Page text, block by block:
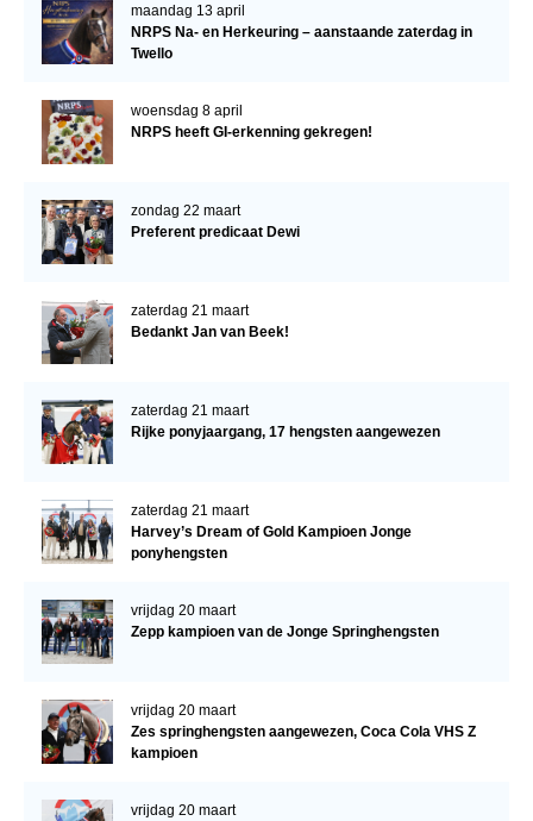
maandag 13 april
NRPS Na- en Herkeuring – aanstaande zaterdag in
Twello
woensdag 8 april
NRPS heeft GI-erkenning gekregen!
zondag 22 maart
Preferent predicaat Dewi
zaterdag 21 maart
Bedankt Jan van Beek!
zaterdag 21 maart
Rijke ponyjaargang, 17 hengsten aangewezen
zaterdag 21 maart
Harvey’s Dream of Gold Kampioen Jonge
ponyhengsten
vrijdag 20 maart
Zepp kampioen van de Jonge Springhengsten
vrijdag 20 maart
Zes springhengsten aangewezen, Coca Cola VHS Z
kampioen
vrijdag 20 maart